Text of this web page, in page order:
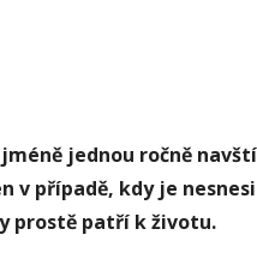
jednou ročně
v případě, kdy je
prostě patří k životu.